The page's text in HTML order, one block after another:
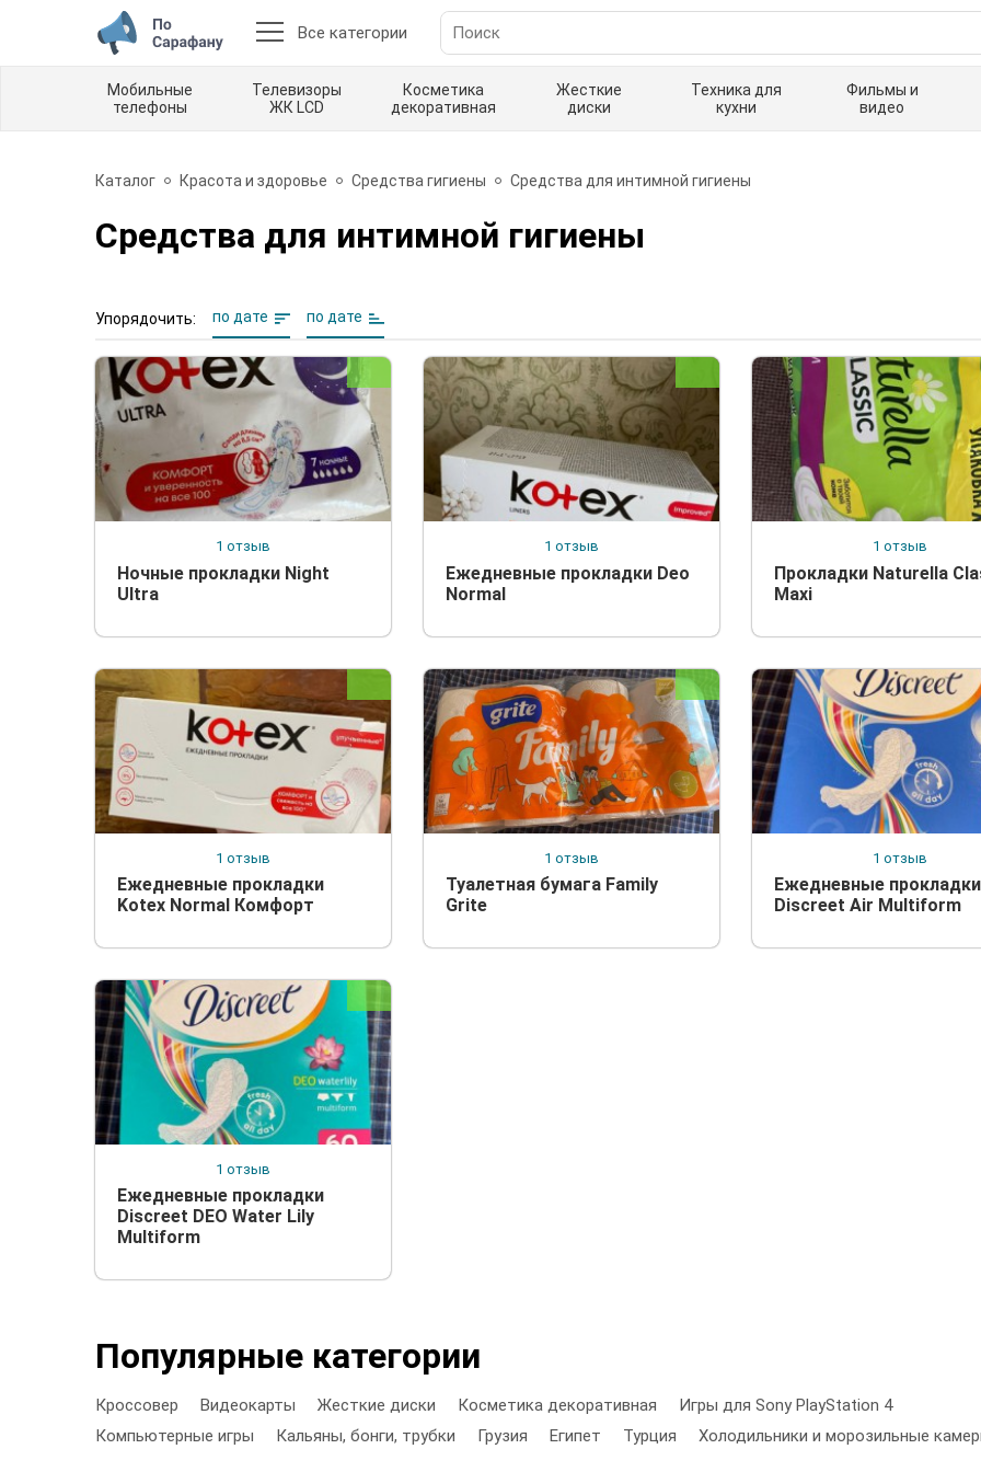
Все категории
Мобильные
телефоны
Телевизоры
ЖК LCD
Косметика
декоративная
Жесткие
диски
Техника для
кухни
Фильмы и
видео
Каталог Красота и здоровье Средства гигиены Средства для интимной гигиены
Средства для интимной гигиены
Упорядочить: по дате по дате
1 отзыв
Ночные прокладки Night
Ultra
1 отзыв
Ежедневные прокладки Deo
Normal
1 отзыв
Прокладки Naturella
Maxi
1 отзыв
Ежедневные прокладки
Kotex Normal Комфорт
1 отзыв
Туалетная бумага Family
Grite
1 отзыв
Ежедневные прокладки
Discreet Air Multiform
1 отзыв
Ежедневные прокладки
Discreet DEO Water Lily
Multiform
Популярные категории
Кроссовер Видеокарты Жесткие диски Косметика декоративная
Игры для Sony PlayStation 4
Компьютерные игры
Кальяны, бонги, трубки Грузия Египет Турция Холодильники и морозильные